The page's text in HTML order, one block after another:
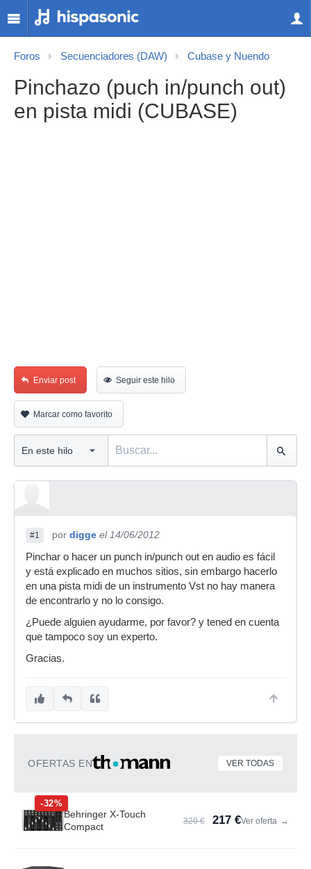
Foros Secuenciadores (DAW) Cubase y Nuendo
Pinchazo (puch in/punch out)
en pista midi (CUBASE)
Enviar post Seguir este hilo
Marcar como favorito
#1 por digge el 14/06/2012
Pinchar o hacer un punch in/punch out en audio es fácil
y está explicado en muchos sitios, sin embargo hacerlo
en una pista midi de un instrumento Vst no hay manera
de encontrarlo y no lo consigo.
¿Puede alguien ayudarme, por favor? y tened en cuenta
que tampoco soy un experto.
Gracias.
OFERTAS EN VER TODAS
-32%
Behringer X-Touch
Compact
320 € 217 €Ver oferta →